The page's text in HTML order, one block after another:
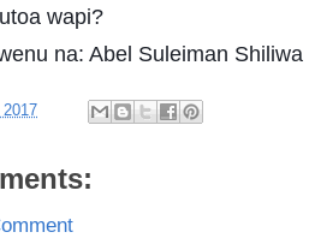
wapi?
na: Abel Suleiman Shiliwa
2017